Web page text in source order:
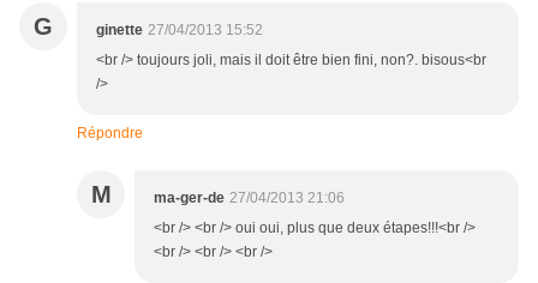
G ginette 27/04/2013 15:52
<br /> toujours joli, mais il doit être bien fini, non?. bisous<br
/>
Répondre
M ma-ger-de 27/04/2013 21:06
<br /> <br /> oui oui, plus que deux étapes!!!<br />
<br /> <br /> <br />